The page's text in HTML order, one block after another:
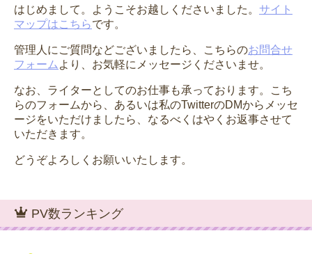
はじめまして。ようこそお越しくださいました。 サイト
マップはこちらです。
管理人にご質問などございましたら、こちらのお問合せ
フォーム より、お気軽にメッセージくださいませ。
なお、ライターとしてのお仕事も承っております。こち
らのフォームから、あるいは私のTwitterのDMからメッセ
ージをいただけましたら、なるべくはやくお返事させて
いただきます。
どうぞよろしくお願いいたします。
PV数ランキング